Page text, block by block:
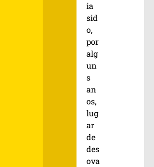
ia
sid
o,
por
alg
un
s
an
os,
lug
ar
de
des
ova